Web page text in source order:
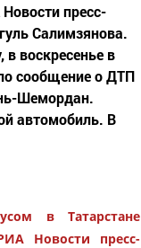
пресс-
Салимзянова.
воскресенье в
сообщение о ДТП
Шемордан.
автомобиль. В
в Татарстане
Новости пресс-